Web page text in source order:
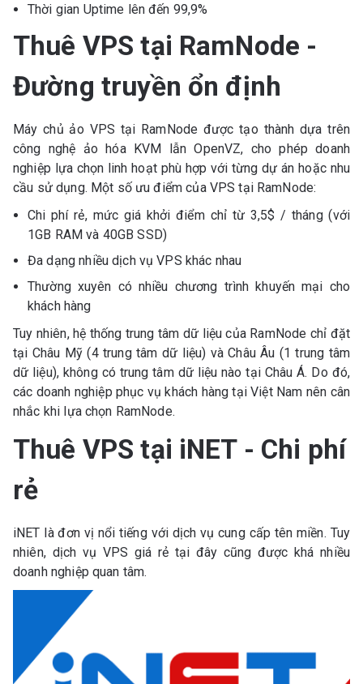
Thời gian Uptime lên đến 99,9%
Thuê VPS tại RamNode -
Đường truyền ổn định
Máy chủ ảo VPS tại RamNode được tạo thành dựa trên
công nghệ ảo hóa KVM lẫn OpenVZ, cho phép doanh
nghiệp lựa chọn linh hoạt phù hợp với từng dự án hoặc nhu
cầu sử dụng. Một số ưu điểm của VPS tại RamNode:
Chi phí rẻ, mức giá khởi điểm chỉ từ 3,5$ / tháng (với
1GB RAM và 40GB SSD)
Đa dạng nhiều dịch vụ VPS khác nhau
Thường xuyên có nhiều chương trình khuyến mại cho
khách hàng
Tuy nhiên, hệ thống trung tâm dữ liệu của RamNode chỉ đặt
tại Châu Mỹ (4 trung tâm dữ liệu) và Châu Âu (1 trung tâm
dữ liệu), không có trung tâm dữ liệu nào tại Châu Á. Do đó,
các doanh nghiệp phục vụ khách hàng tại Việt Nam nên cân
nhắc khi lựa chọn RamNode.
Thuê VPS tại iNET - Chi phí
rẻ
iNET là đơn vị nổi tiếng với dịch vụ cung cấp tên miền. Tuy
nhiên, dịch vụ VPS giá rẻ tại đây cũng được khá nhiều
doanh nghiệp quan tâm.